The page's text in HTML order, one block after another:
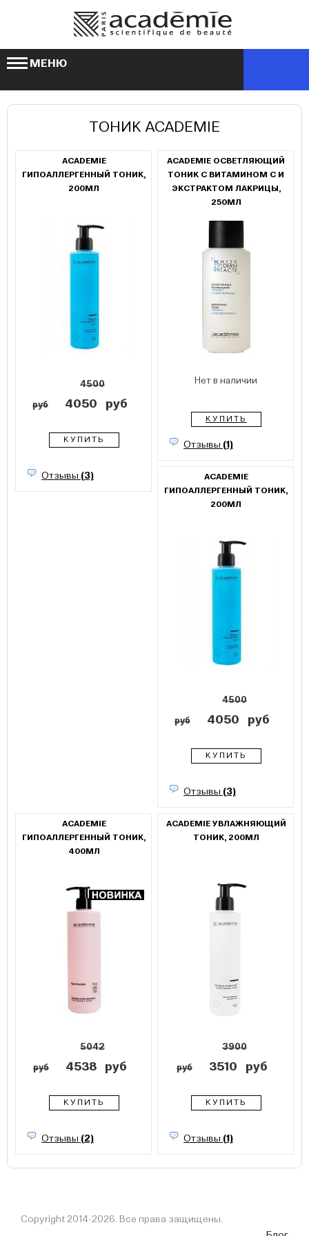
МЕНЮ
ТОНИК ACADEMIE
ACADEMIE
ГИПОАЛЛЕРГЕННЫЙ ТОНИК,
200МЛ
4500
руб 4050 руб
КУПИТЬ
Отзывы (3)
ACADEMIE ОСВЕТЛЯЮЩИЙ
ТОНИК С ВИТАМИНОМ С И
ЭКСТРАКТОМ ЛАКРИЦЫ,
250МЛ
Нет в наличии
КУПИТЬ
Отзывы (1)
ACADEMIE
ГИПОАЛЛЕРГЕННЫЙ ТОНИК,
200МЛ
4500
руб 4050 руб
КУПИТЬ
Отзывы (3)
ACADEMIE
ГИПОАЛЛЕРГЕННЫЙ ТОНИК,
400МЛ
5042
руб 4538 руб
КУПИТЬ
Отзывы (2)
ACADEMIE УВЛАЖНЯЮЩИЙ
ТОНИК, 200МЛ
3900
руб 3510 руб
КУПИТЬ
Отзывы (1)
Copyright 2014-2026. Все права защищены.